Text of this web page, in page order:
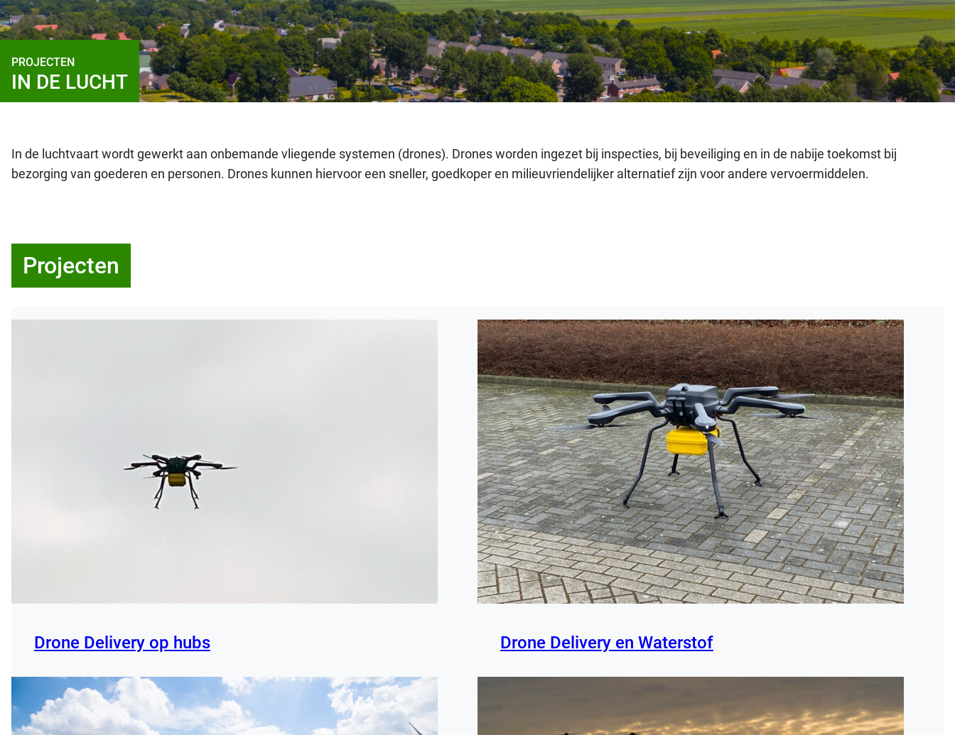
PROJECTEN
IN DE LUCHT
In de luchtvaart wordt gewerkt aan onbemande vliegende systemen (drones). Drones worden ingezet bij inspecties, bij beveiliging en in de nabije toekomst bij
bezorging van goederen en personen. Drones kunnen hiervoor een sneller, goedkoper en milieuvriendelijker alternatief zijn voor andere vervoermiddelen.
Projecten
Drone Delivery op hubs Drone Delivery en Waterstof